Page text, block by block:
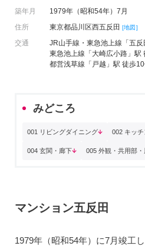
築年月
1979年（昭和54年）7月
住所
東京都品川区西五反田 [地図]
交通
JR山手線・東急池上線「五
東急池上線「大崎広小路」駅
都営浅草線「戸越」駅 徒歩
みどころ
001 リビングダイニング 002 キッチ
004 玄関・廊下 005 外観・共用部・
マンション五反田
1979年（昭和54年）に7月竣工